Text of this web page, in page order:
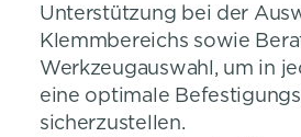
Unterstützung bei der
Klemmbereichs sowie
Werkzeugauswahl, um in
eine optimale
sicherzustellen.